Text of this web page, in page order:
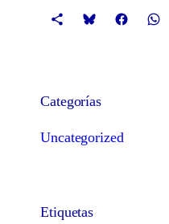
Categorías
Uncategorized
Etiquetas